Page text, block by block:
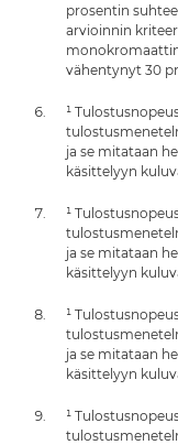
prosentin
arvioinnin
vähentynyt 30
¹
ja se mitataan
käsittelyyn
¹
ja se mitataan
käsittelyyn
¹
ja se mitataan
käsittelyyn
¹